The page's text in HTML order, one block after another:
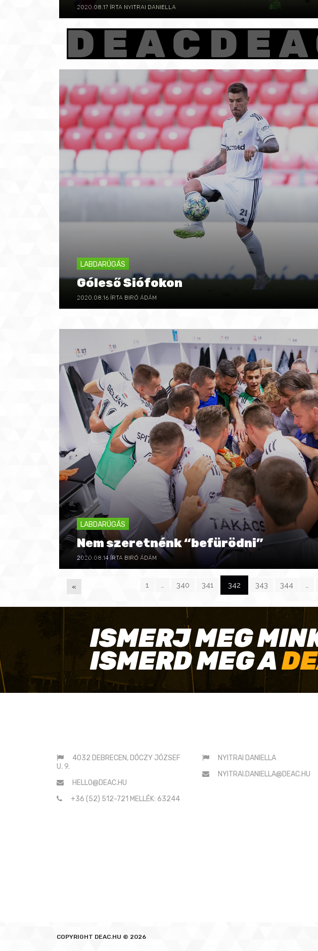
2020.08.17 ÍRTA NYITRAI DANIELLA
LABDARÚGÁS
Góleső Siófokon
2020.08.16 ÍRTA BIRÓ ÁDÁM
LABDARÚGÁS
Nem szeretnénk “befürödni”
2020.08.14 ÍRTA BIRÓ ÁDÁM
P
E
« 1 … 340 341 342 343 344 …
ISMERJ MEG
ISMERD MEG A
4032 DEBRECEN, DÓCZY JÓZSEF
U. 9.
HELLO@DEAC.HU
+36 (52) 512-721 MELLÉK: 63244
NYITRAI DANIELLA
NYITRAI.DANIELLA@DEAC.HU
COPYRIGHT DEAC.HU © 2026